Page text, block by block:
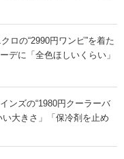
ロの“2990円ワンピ”を着た
に「全色ほしいくらい」
ンズの“1980円クーラーバ
大きさ」「保冷剤を止め